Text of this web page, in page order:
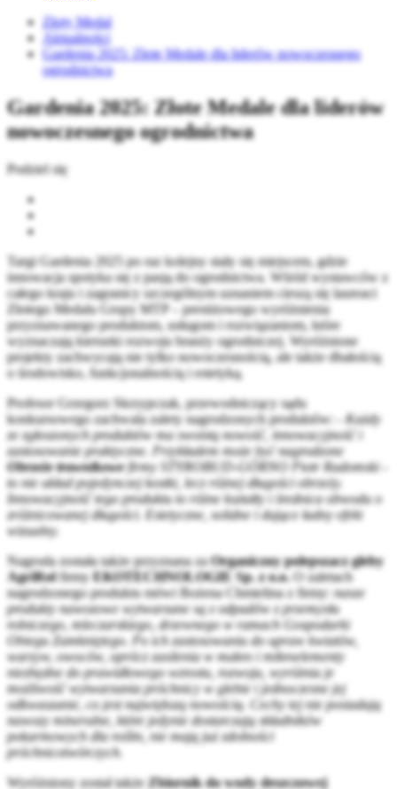
Złoty Medal
Aktualności
Gardenia 2025: Złote Medale dla liderów nowoczesnego
ogrodnictwa
Gardenia 2025: Złote Medale dla liderów
nowoczesnego ogrodnictwa
Podziel się
Targi Gardenia 2025 po raz kolejny stały się miejscem, gdzie
innowacja spotyka się z pasją do ogrodnictwa. Wśród wystawców z
całego kraju i zagranicy szczególnym uznaniem cieszą się laureaci
Złotego Medalu Grupy MTP – prestiżowego wyróżnienia
przyznawanego produktom, usługom i rozwiązaniom, które
wyznaczają kierunki rozwoju branży ogrodniczej. Wyróżnione
projekty zachwycają nie tylko nowoczesnością, ale także dbałością
o środowisko, funkcjonalnością i estetyką.
Profesor Grzegorz Skrzypczak, przewodniczący sądu
konkursowego zachwala zalety nagrodzonych produktów: -Każdy
ze zgłoszonych produktów ma swoistą nowość, innowacyjność i
zastosowanie praktyczne. Przykładem może być nagrodzone
Obrzeże trawnikowefirmy STYROBUD-GÓRNO Piotr Radomski -
to nie układ pojedynczej kostki, lecz różnej długości obrzeży.
Innowacyjność tego produktu to różne kształty i średnica obwodu o
zróżnicowanej długości. Estetyczne, solidne i dające ładny efekt
wizualny.
Nagroda została także przyznana zaOrganiczny polepszacz gleby
AgriRolfirmyEKOTECHNOLOGIE Sp. z o.o.
O zaletach
nagrodzonego produktu mówi Bożena Chmielina z firmy:nasze
produkty nawozowe wytwarzane są z odpadów z przemysłu
rolniczego, mleczarskiego, drzewnego w ramach Gospodarki
Obiegu Zamkniętego. Po ich zastosowaniu do upraw kwiatów,
warzyw, owoców, oprócz zasilenia w makro i mikroelementy
niezbędne do prawidłowego wzrostu, rozwoju, wyróżnia je
możliwość wytwarzania próchnicy w glebie i jednoczesne jej
odkwaszanie, co jest największą nowością. Cechy tej nie posiadają
nawozy mineralne, które jedynie dostarczają składników
pokarmowych dla roślin, nie mają już zdolności
próchnicotwórczych.
Wyróżniony został takżeZbiornik do wody deszczowej